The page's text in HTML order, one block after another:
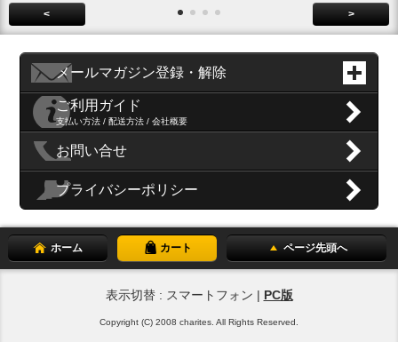
< >
メールマガジン登録・解除
ご利用ガイド
支払い方法 / 配送方法 / 会社概要
お問い合せ
プライバシーポリシー
ホーム カート ページ先頭へ
表示切替 : スマートフォン | PC版
Copyright (C) 2008 charites. All Rights Reserved.